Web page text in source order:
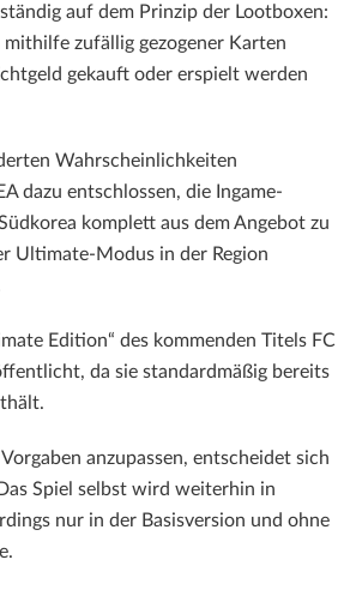
auf dem Prinzip der Lootboxen:
mithilfe zufällig gezogener Karten
gekauft oder erspielt werden
Wahrscheinlichkeiten
dazu entschlossen, die Ingame-
komplett aus dem Angebot zu
Ultimate-Modus in der Region
Edition“ des kommenden Titels FC
da sie standardmäßig bereits
anzupassen, entscheidet sich
Spiel selbst wird weiterhin in
nur in der Basisversion und ohne